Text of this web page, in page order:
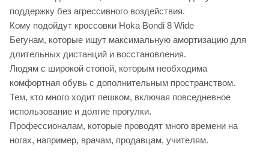
поддержку без агрессивного воздействия.
Кому подойдут кроссовки Hoka Bondi 8 Wide
Бегунам, которые ищут максимальную амортизацию для
длительных дистанций и восстановления.
Людям с широкой стопой, которым необходима
комфортная обувь с дополнительным пространством.
Тем, кто много ходит пешком, включая повседневное
использование и долгие прогулки.
Профессионалам, которые проводят много времени на
ногах, например, врачам, продавцам, учителям.